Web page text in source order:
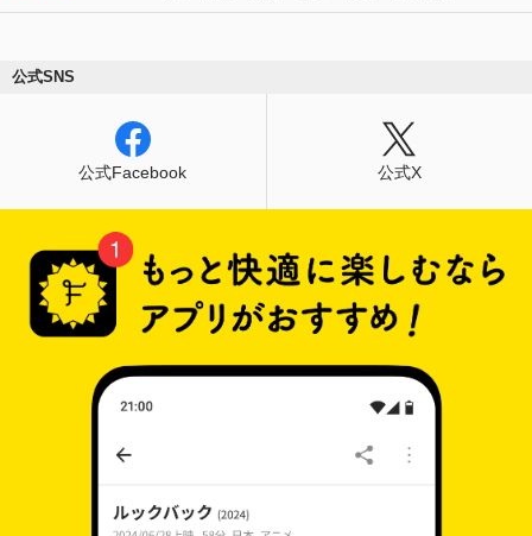
公式SNS
公式Facebook 公式X